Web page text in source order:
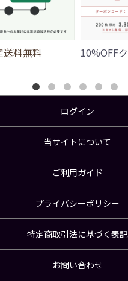
送料無料 10%OFF
ログイン
当サイトについて
ご利用ガイド
プライバシーポリシー
特定商取引法に基づく表記
お問い合わせ